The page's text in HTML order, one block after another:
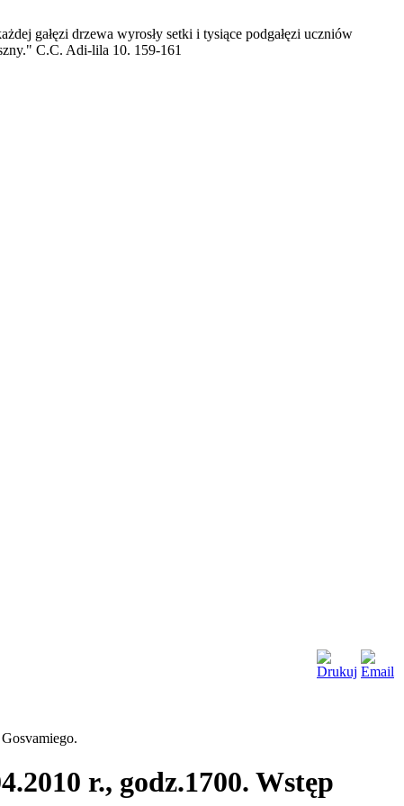
gałęzi drzewa wyrosły setki i tysiące podgałęzi uczniów
C.C. Adi-lila 10. 159-161
r., godz.1700. Wstęp